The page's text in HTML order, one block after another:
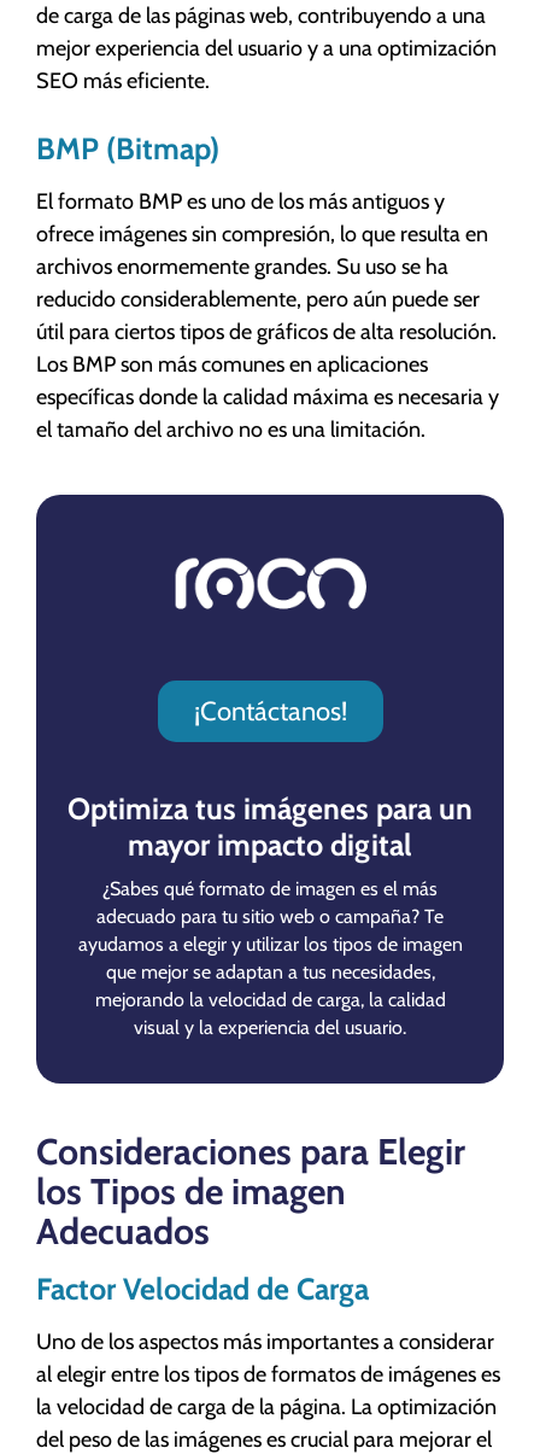
de carga de las páginas web, contribuyendo a una
mejor experiencia del usuario y a una optimización
SEO más eficiente.
BMP (Bitmap)
El formato BMP es uno de los más antiguos y
ofrece imágenes sin compresión, lo que resulta en
archivos enormemente grandes. Su uso se ha
reducido considerablemente, pero aún puede ser
útil para ciertos tipos de gráficos de alta resolución.
Los BMP son más comunes en aplicaciones
específicas donde la calidad máxima es necesaria y
el tamaño del archivo no es una limitación.
¡Contáctanos!
Optimiza tus imágenes para un
mayor impacto digital
¿Sabes qué formato de imagen es el más
adecuado para tu sitio web o campaña? Te
ayudamos a elegir y utilizar los tipos de imagen
que mejor se adaptan a tus necesidades,
mejorando la velocidad de carga, la calidad
visual y la experiencia del usuario.
Consideraciones para Elegir
los Tipos de imagen
Adecuados
Factor Velocidad de Carga
Uno de los aspectos más importantes a considerar
al elegir entre los tipos de formatos de imágenes es
la velocidad de carga de la página. La optimización
del peso de las imágenes es crucial para mejorar el